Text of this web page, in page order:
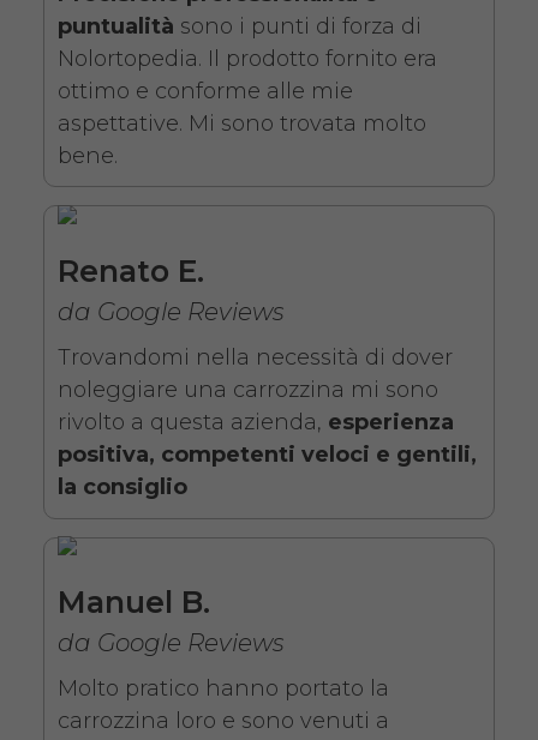
Noleggio sedia a rotelle seduta
43 cm con braccioli lunghi
estraibili e pedane elevabili
di 7 giorni a partire da 76 euro.
Consegniamo a domicilio in
tutta Italia, contattaci per
maggiori informazioni.
COSTO NOLEGGIO
da 76,01€
Noleggio Carrozzina
pieghevole ad autospinta
- Con reggigambe -
puntualità sono i punti di forza di
Nolortopedia. Il prodotto fornito era
ottimo e conforme alle mie
aspettative. Mi sono trovata molto
bene.
Renato E.
da Google Reviews
Trovandomi nella necessità di dover
noleggiare una carrozzina mi sono
rivolto a questa azienda, esperienza
positiva, competenti veloci e gentili,
la consiglio
Manuel B.
da Google Reviews
Molto pratico hanno portato la
carrozzina loro e sono venuti a